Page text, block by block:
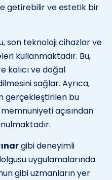
getirebilir ve estetik bir
son teknoloji cihazlar ve
kullanmaktadır. Bu,
kalıcı ve doğal
sağlar. Ayrıca,
gerçekleştirilen bu
açısından
gibi deneyimli
uygulamalarında
gibi uzmanların yer